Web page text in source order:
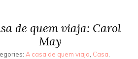
de quem viaja: Carol
May
A casa de quem viaja Casa